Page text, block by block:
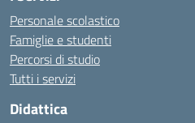
Personale scolastico
Famiglie e studenti
Percorsi di studio
Tutti i servizi
Didattica